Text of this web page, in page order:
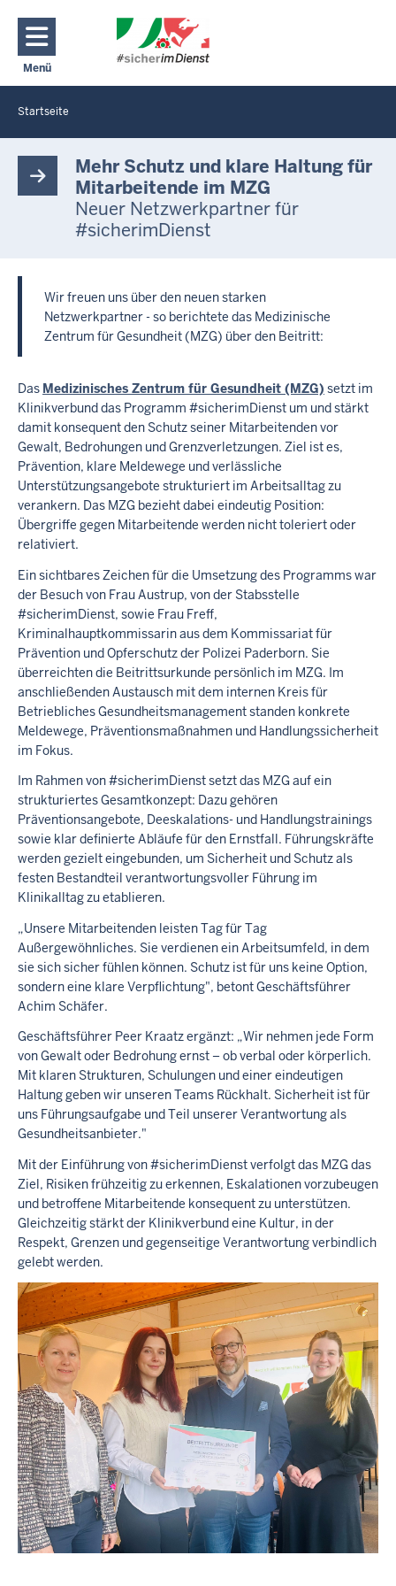
Direkt zum Inhalt
Menü
Navigation aktivieren/deaktivieren: Hauptmenü
Sie
befinden
sich
hier
Startseite
B
e
t
M
a
L
i
p
p
s
p
r
i
n
g
e
Mehr Schutz und klare Haltung für
Mitarbeitende im MZG
Neuer Netzwerkpartner für
#sicherimDienst
Wir freuen uns über den neuen starken
Netzwerkpartner - so berichtete das Medizinische
Zentrum für Gesundheit (MZG) über den Beitritt:
Das Medizinisches Zentrum für Gesundheit (MZG) setzt im
Klinikverbund das Programm #sicherimDienst um und stärkt
damit konsequent den Schutz seiner Mitarbeitenden vor
Gewalt, Bedrohungen und Grenzverletzungen. Ziel ist es,
Prävention, klare Meldewege und verlässliche
Unterstützungsangebote strukturiert im Arbeitsalltag zu
verankern. Das MZG bezieht dabei eindeutig Position:
Übergriffe gegen Mitarbeitende werden nicht toleriert oder
relativiert.
Ein sichtbares Zeichen für die Umsetzung des Programms war
der Besuch von Frau Austrup, von der Stabsstelle
#sicherimDienst, sowie Frau Freff,
Kriminalhauptkommissarin aus dem Kommissariat für
Prävention und Opferschutz der Polizei Paderborn. Sie
überreichten die Beitrittsurkunde persönlich im MZG. Im
anschließenden Austausch mit dem internen Kreis für
Betriebliches Gesundheitsmanagement standen konkrete
Meldewege, Präventionsmaßnahmen und Handlungssicherheit
im Fokus.
Im Rahmen von #sicherimDienst setzt das MZG auf ein
strukturiertes Gesamtkonzept: Dazu gehören
Präventionsangebote, Deeskalations- und Handlungstrainings
sowie klar definierte Abläufe für den Ernstfall. Führungskräfte
werden gezielt eingebunden, um Sicherheit und Schutz als
festen Bestandteil verantwortungsvoller Führung im
Klinikalltag zu etablieren.
„Unsere Mitarbeitenden leisten Tag für Tag
Außergewöhnliches. Sie verdienen ein Arbeitsumfeld, in dem
sie sich sicher fühlen können. Schutz ist für uns keine Option,
sondern eine klare Verpflichtung", betont Geschäftsführer
Achim Schäfer.
Geschäftsführer Peer Kraatz ergänzt: „Wir nehmen jede Form
von Gewalt oder Bedrohung ernst – ob verbal oder körperlich.
Mit klaren Strukturen, Schulungen und einer eindeutigen
Haltung geben wir unseren Teams Rückhalt. Sicherheit ist für
uns Führungsaufgabe und Teil unserer Verantwortung als
Gesundheitsanbieter."
Mit der Einführung von #sicherimDienst verfolgt das MZG das
Ziel, Risiken frühzeitig zu erkennen, Eskalationen vorzubeugen
und betroffene Mitarbeitende konsequent zu unterstützen.
Gleichzeitig stärkt der Klinikverbund eine Kultur, in der
Respekt, Grenzen und gegenseitige Verantwortung verbindlich
gelebt werden.